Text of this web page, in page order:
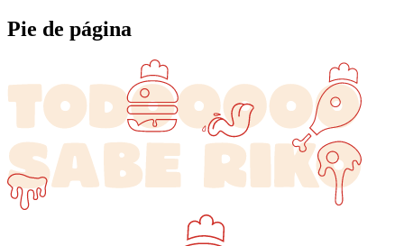
Pie de página